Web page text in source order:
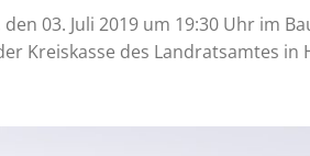
03. Juli 2019 um 19:30 Uhr im
Kreiskasse des Landratsamtes in